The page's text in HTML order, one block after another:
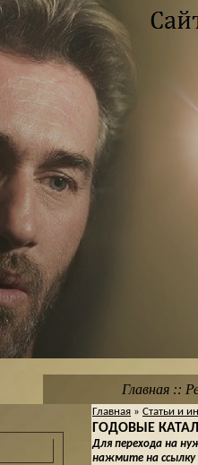
Главная ::
Главная » Статьи и
ГОДОВЫЕ
Для перехода на
нажмите на ссылку